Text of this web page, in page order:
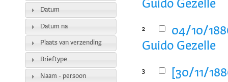
Guido Gezelle
2
04/10/
Guido Gezelle
3
[30/11/
Datum
Datum na
Plaats van verzending
Brieftype
Naam - persoon